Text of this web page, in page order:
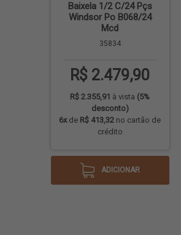
Baixela 1/2 C/24 Pçs
Windsor Po B068/24
Mcd
35834
R$ 2.479,90
R$ 2.355,91 à vista (5%
desconto)
6xde R$ 413,32 no cartão de
crédito
ADICIONAR